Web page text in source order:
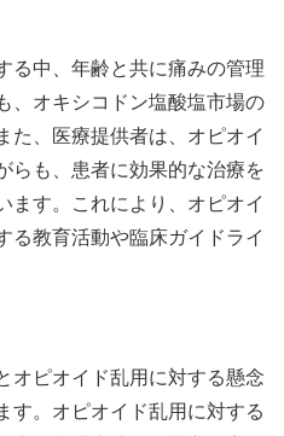
る中、年齢と共に痛みの管理
、オキシコドン塩酸塩市場の
た、医療提供者は、オピオイ
らも、患者に効果的な治療を
ます。これにより、オピオイ
る教育活動や臨床ガイドライ
オピオイド乱用に対する懸念
す。オピオイド乱用に対する